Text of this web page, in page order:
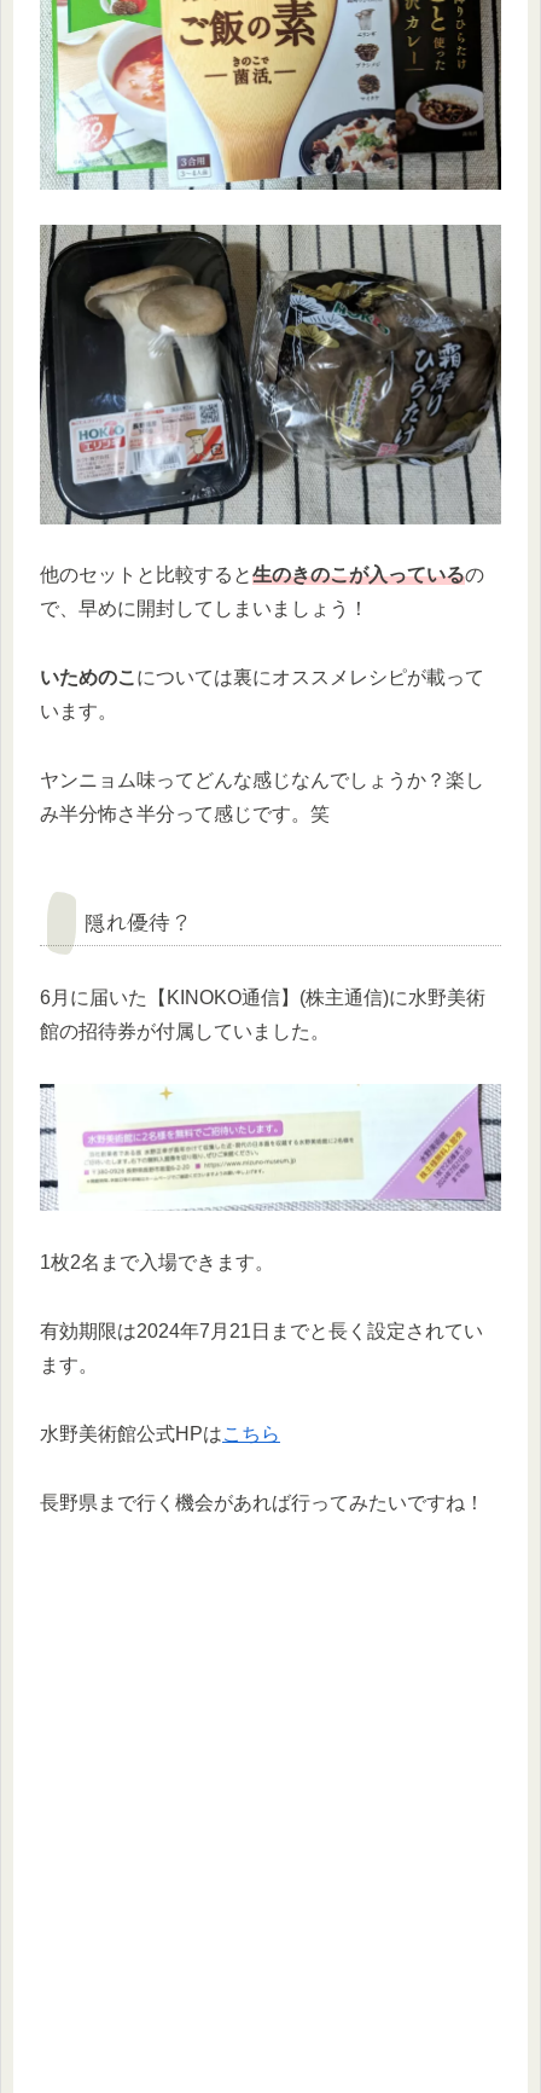
他のセットと比較すると生のきのこが入っているの
で、早めに開封してしまいましょう！
いためのこ については裏にオススメレシピが載って
います。
ヤンニョム味ってどんな感じなんでしょうか？楽し
み半分怖さ半分って感じです。笑
隠れ優待？
6月に届いた【KINOKO通信】(株主通信)に水野美術
館の招待券が付属していました。
1枚2名まで入場できます。
有効期限は2024年7月21日までと長く設定されてい
ます。
水野美術館公式HPはこちら
長野県まで行く機会があれば行ってみたいですね！